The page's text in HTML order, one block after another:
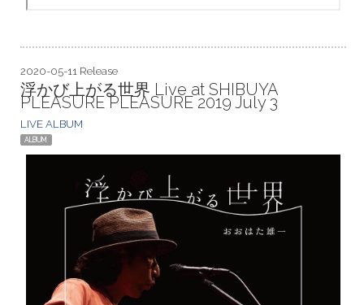
2020-05-11 Release
浮かび上がる世界 Live at SHIBUYA
PLEASURE PLEASURE 2019 July 3
LIVE ALBUM
ALBUM